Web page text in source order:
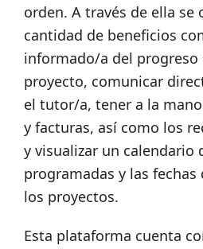
orden. A través de ella se
cantidad de beneficios
informado/a del progreso
proyecto, comunicar
el tutor/a, tener a la
y facturas, así como los
y visualizar un calendario
programadas y las
los proyectos.
Esta plataforma cuenta